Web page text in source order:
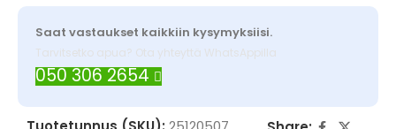
Saat vastaukset kaikkiin kysymyksiisi.
Tarvitsetko apua? Ota yhteyttä WhatsAppilla
050 306 2654